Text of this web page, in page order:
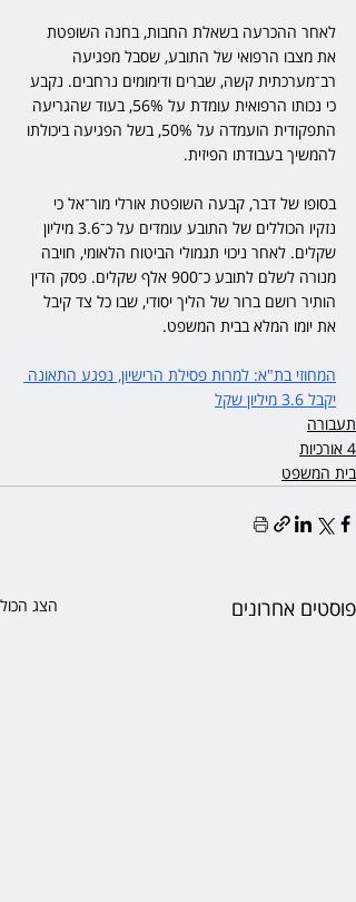
לאחר ההכרעה בשאלת החבות, בחנה השופטת
את מצבו הרפואי של התובע, שסבל מפגיעה
רב־מערכתית קשה, שברים ודימומים נרחבים. נקבע
כי נכותו הרפואית עומדת על 56%, בעוד שהגריעה
התפקודית הועמדה על 50%, בשל הפגיעה ביכולתו
להמשיך בעבודתו הפיזית.
בסופו של דבר, קבעה השופטת אורלי מור־אל כי
נזקיו הכוללים של התובע עומדים על כ־3.6 מיליון
שקלים. לאחר ניכוי תגמולי הביטוח הלאומי, חויבה
מנורה לשלם לתובע כ־900 אלף שקלים. פסק הדין
הותיר רושם ברור של הליך יסודי, שבו כל צד קיבל
את יומו המלא בבית המשפט.
המחוזי בת"א: למרות פסילת הרישיון, נפגע התאונה
יקבל 3.6 מיליון שקל
תעבורה
4 אורכיות
בית המשפט
פוסטים אחרונים הצג הכול